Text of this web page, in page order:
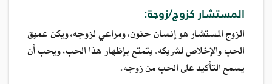
المستشار كزوج/زوجة:
الزوج المستشار هو إنسان حنون، ومراعي لزوجه، ويكن عميق
الحب والإخلاص لشريكه. يتمتع بإظهار هذا الحب، ويحب أن
يسمع التأكيد على الحب من زوجه.